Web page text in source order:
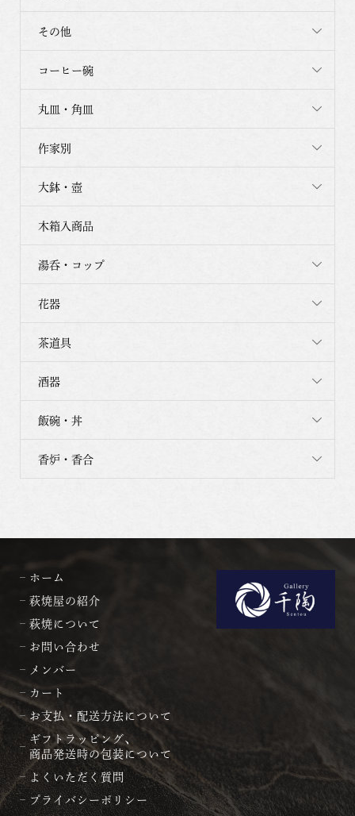
その他
コーヒー碗
丸皿・角皿
作家別
大鉢・壺
木箱入商品
湯呑・コップ
花器
茶道具
酒器
飯碗・丼
香炉・香合
ホーム
萩焼屋の紹介
萩焼について
お問い合わせ
メンバー
カート
お支払・配送方法について
ギフトラッピング、
商品発送時の包装について
よくいただく質問
プライバシーポリシー